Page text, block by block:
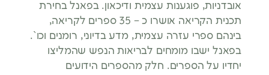
אובדניות, פוגענות עצמית ודיכאון. בפאנל בחירת
תכנית הקריאה אושרו כ – 35 ספרים לקריאה,
בינהם ספרי עזרה עצמית, מדע בדיוני, רומנים וכו`.
בפאנל ישבו מומחים לבריאות הנפש שהמליצו
יחדיו על הספרים. חלק מהספרים הידועים